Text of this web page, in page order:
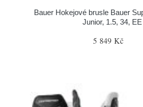
Bauer Hokejové brusle Bauer
Junior, 1.5, 34, EE
5 849 Kč